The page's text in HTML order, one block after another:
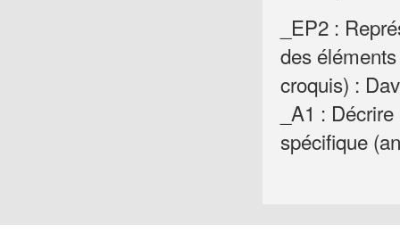
_EP2 :
des
croquis) :
_A1 :
spécifique